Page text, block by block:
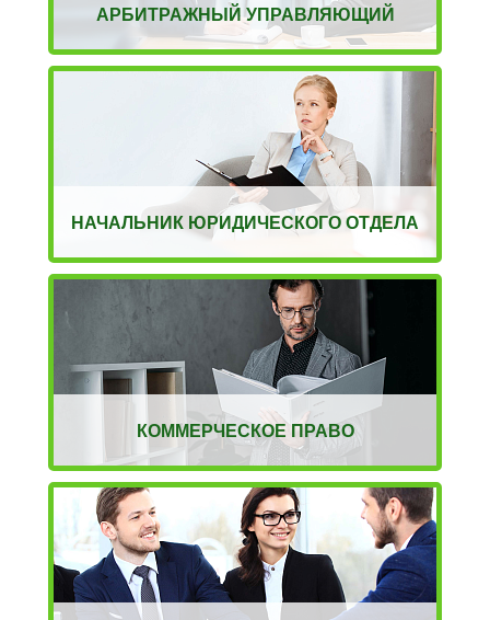
АРБИТРАЖНЫЙ УПРАВЛЯЮЩИЙ
НАЧАЛЬНИК ЮРИДИЧЕСКОГО ОТДЕЛА
КОММЕРЧЕСКОЕ ПРАВО